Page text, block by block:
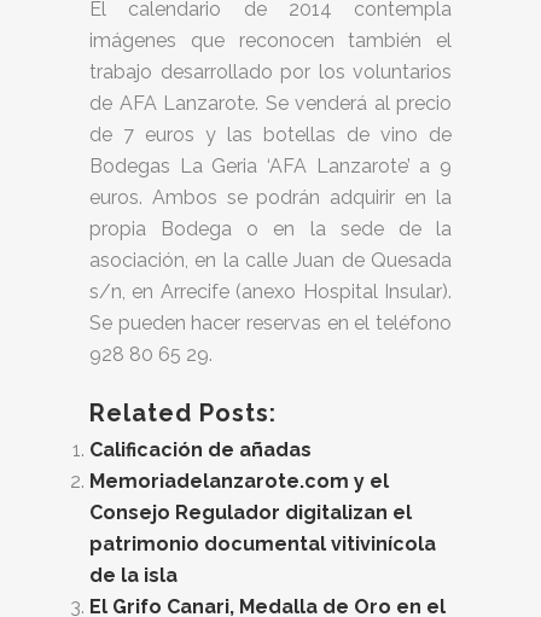
El calendario de 2014 contempla
imágenes que reconocen también el
trabajo desarrollado por los voluntarios
de AFA Lanzarote. Se venderá al precio
de 7 euros y las botellas de vino de
Bodegas La Geria ‘AFA Lanzarote’ a 9
euros. Ambos se podrán adquirir en la
propia Bodega o en la sede de la
asociación, en la calle Juan de Quesada
s/n, en Arrecife (anexo Hospital Insular).
Se pueden hacer reservas en el teléfono
928 80 65 29.
Related Posts:
Calificación de añadas
Memoriadelanzarote.com y el
Consejo Regulador digitalizan el
patrimonio documental vitivinícola
de la isla
El Grifo Canari, Medalla de Oro en el